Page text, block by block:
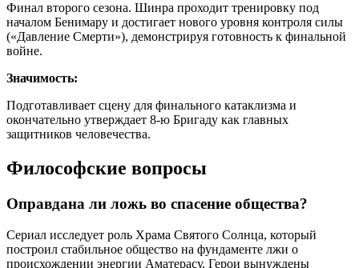
Финал второго сезона. Шинра проходит тренировку под
началом Бенимару и достигает нового уровня контроля силы
(«Давление Смерти»), демонстрируя готовность к финальной
войне.
Значимость:
Подготавливает сцену для финального катаклизма и
окончательно утверждает 8-ю Бригаду как главных
защитников человечества.
Философские вопросы
Оправдана ли ложь во спасение общества?
Сериал исследует роль Храма Святого Солнца, который
построил стабильное общество на фундаменте лжи о
происхождении энергии Аматерасу. Герои вынуждены